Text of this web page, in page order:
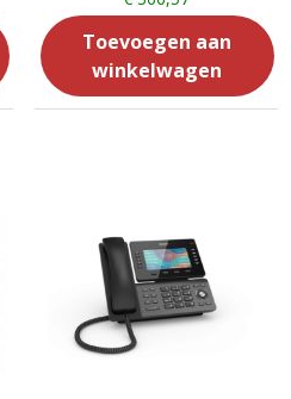
Toevoegen aan
winkelwagen